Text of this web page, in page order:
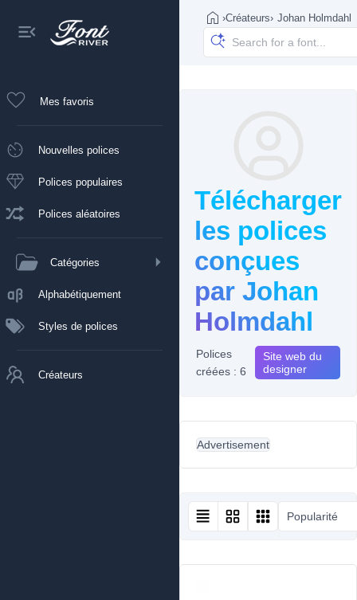
Mes favoris
Nouvelles polices
Polices populaires
Polices aléatoires
Catégories
Alphabétiquement
Styles de polices
Créateurs
›Créateurs› Johan Holmdahl
Télécharger
les polices
conçues
par Johan
Holmdahl
Polices
créées : 6
Site web du
designer
Advertisement
Popularité